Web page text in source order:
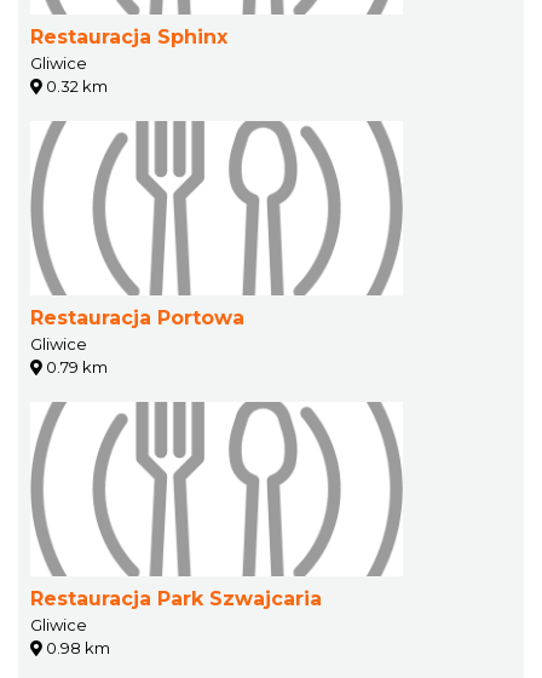
Restauracja Sphinx
Gliwice
0.32 km
Restauracja Portowa
Gliwice
0.79 km
Restauracja Park Szwajcaria
Gliwice
0.98 km